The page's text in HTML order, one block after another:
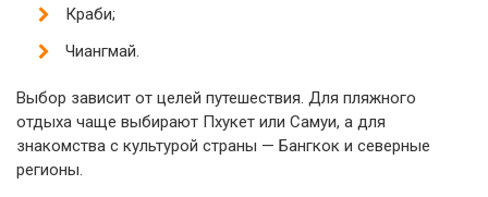
Краби;
Чиангмай.
Выбор зависит от целей путешествия. Для пляжного
отдыха чаще выбирают Пхукет или Самуи, а для
знакомства с культурой страны — Бангкок и северные
регионы.